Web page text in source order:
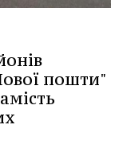
пошти"